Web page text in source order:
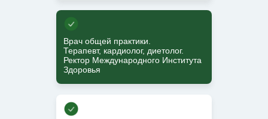
Врач общей практики.
Терапевт, кардиолог, диетолог.
Ректор Международного Института
Здоровья